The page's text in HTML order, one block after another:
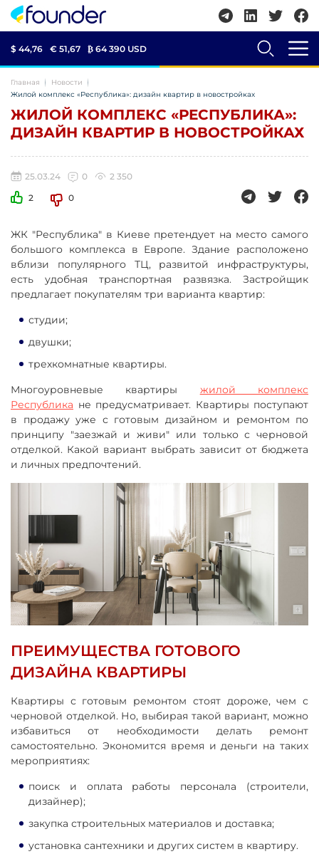
$ 44,76 € 51,67 ₿ 64 390 USD
Главная
Новости
Жилой комплекс «Республика»: дизайн квартир в новостройках
ЖИЛОЙ КОМПЛЕКС «РЕСПУБЛИКА»:
ДИЗАЙН КВАРТИР В НОВОСТРОЙКАХ
25.03.24 0
2 350
2
0
ЖК "Республика" в Киеве претендует на место самого
большого комплекса в Европе. Здание расположено
вблизи популярного ТЦ, развитой инфраструктуры,
есть удобная транспортная развязка. Застройщик
предлагает покупателям три варианта квартир:
студии;
двушки;
трехкомнатные квартиры.
Многоуровневые квартиры жилой комплекс
Республика не предусматривает. Квартиры поступают
в продажу уже с готовым дизайном и ремонтом по
принципу "заезжай и живи" или только с черновой
отделкой. Какой вариант выбрать зависит от бюджета
и личных предпочтений.
ПРЕИМУЩЕСТВА ГОТОВОГО
ДИЗАЙНА КВАРТИРЫ
Квартиры с готовым ремонтом стоят дороже, чем с
черновой отделкой. Но, выбирая такой вариант, можно
избавиться от необходимости делать ремонт
самостоятельно. Экономится время и деньги на таких
мероприятиях:
поиск и оплата работы персонала (строители,
дизайнер);
закупка строительных материалов и доставка;
установка сантехники и других систем в квартиру.